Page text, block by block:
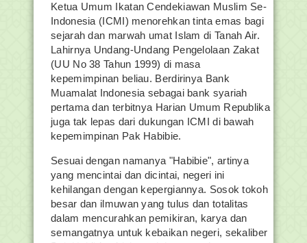
Ketua Umum Ikatan Cendekiawan Muslim Se-
Indonesia (ICMI) menorehkan tinta emas bagi
sejarah dan marwah umat Islam di Tanah Air.
Lahirnya Undang-Undang Pengelolaan Zakat
(UU No 38 Tahun 1999) di masa
kepemimpinan beliau. Berdirinya Bank
Muamalat Indonesia sebagai bank syariah
pertama dan terbitnya Harian Umum Republika
juga tak lepas dari dukungan ICMI di bawah
kepemimpinan Pak Habibie.
Sesuai dengan namanya "Habibie", artinya
yang mencintai dan dicintai, negeri ini
kehilangan dengan kepergiannya. Sosok tokoh
besar dan ilmuwan yang tulus dan totalitas
dalam mencurahkan pemikiran, karya dan
semangatnya untuk kebaikan negeri, sekaliber